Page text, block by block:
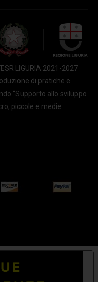
LIGURIA 2021-2027
di pratiche e
“Supporto allo sviluppo
piccole e medie